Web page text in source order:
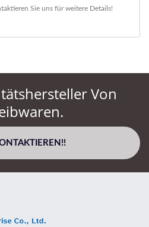
Sie uns für weitere Details!
Von